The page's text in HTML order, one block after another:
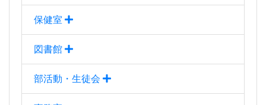
お奨めサイト